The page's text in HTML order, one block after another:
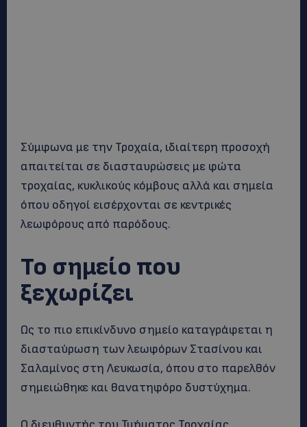
Σύμφωνα με την Τροχαία, ιδιαίτερη προσοχή
απαιτείται σε διασταυρώσεις με φώτα
τροχαίας, κυκλικούς κόμβους αλλά και σημεία
όπου οδηγοί εισέρχονται σε κεντρικές
λεωφόρους από παρόδους.
Το σημείο που
ξεχωρίζει
Ως το πιο επικίνδυνο σημείο καταγράφεται η
διασταύρωση των λεωφόρων Στασίνου και
Σαλαμίνος στη Λευκωσία, όπου στο παρελθόν
σημειώθηκε και θανατηφόρο δυστύχημα.